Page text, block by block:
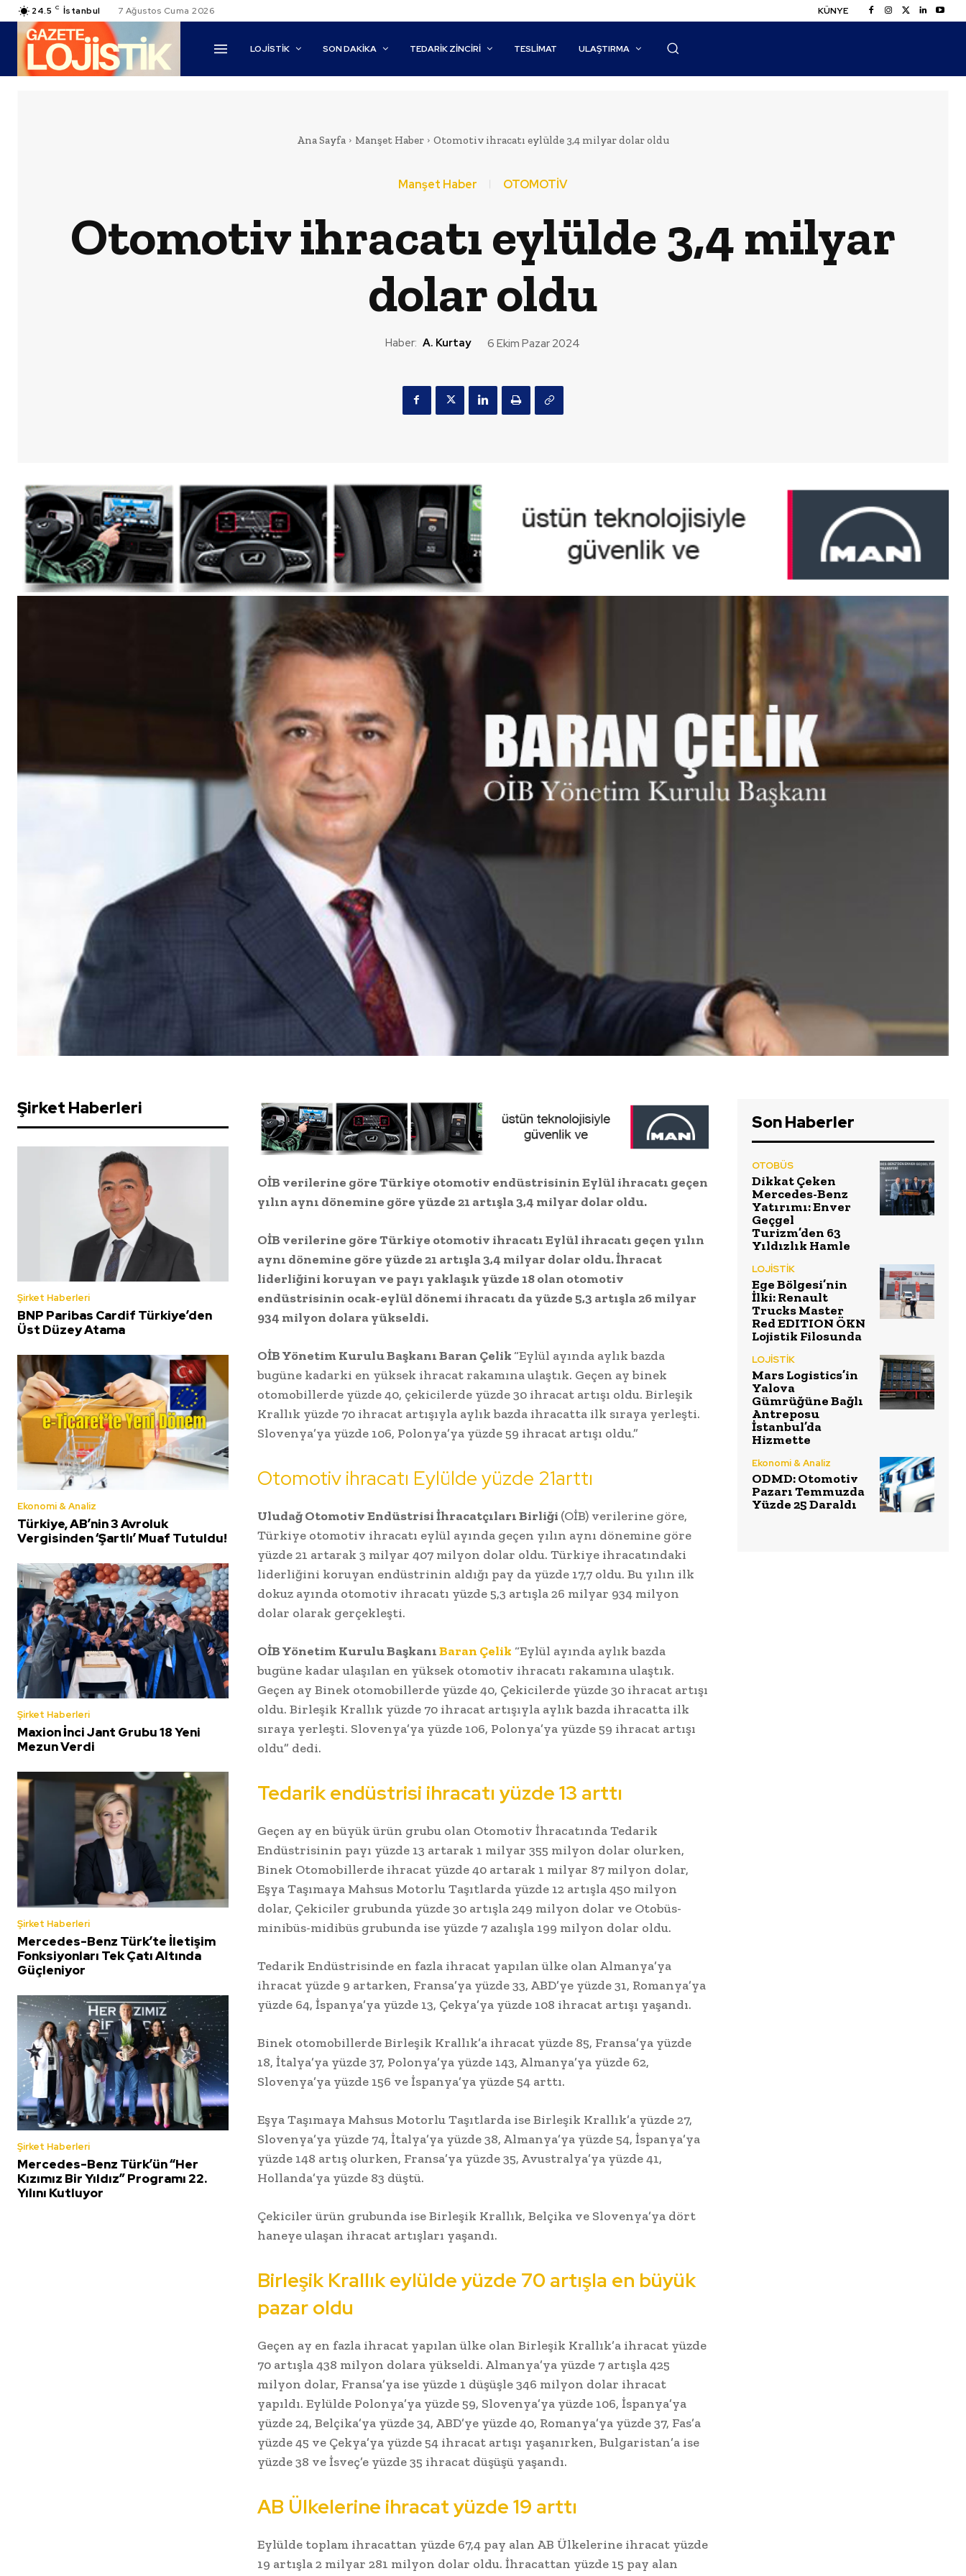
24.5 C İstanbul 7 Ağustos Cuma 2026 KÜNYE
LOJİSTİK SON DAKİKA TEDARIK ZINCIRI TESLIMAT ULAŞTIRMA
Ana Sayfa Manşet Haber Otomotiv ihracatı eylülde 3,4 milyar dolar oldu
Manşet Haber OTOMOTİV
Otomotiv ihracatı eylülde 3,4 milyar
dolar oldu
Haber: A. Kurtay 6 Ekim Pazar 2024
Şirket Haberleri
Şirket Haberleri
BNP Paribas Cardif Türkiye’den
Üst Düzey Atama
Ekonomi & Analiz
Türkiye, AB’nin 3 Avroluk
Vergisinden ‘Şartlı’ Muaf Tutuldu!
Şirket Haberleri
Maxion İnci Jant Grubu 18 Yeni
Mezun Verdi
Şirket Haberleri
Mercedes-Benz Türk’te İletişim
Fonksiyonları Tek Çatı Altında
Güçleniyor
Şirket Haberleri
Mercedes-Benz Türk’ün “Her
Kızımız Bir Yıldız” Programı 22.
Yılını Kutluyor
OİB verilerine göre Türkiye otomotiv endüstrisinin Eylül ihracatı geçen
yılın aynı dönemine göre yüzde 21 artışla 3,4 milyar dolar oldu.
OİB verilerine göre Türkiye otomotiv ihracatı Eylül ihracatı geçen yılın
aynı dönemine göre yüzde 21 artışla 3,4 milyar dolar oldu. İhracat
liderliğini koruyan ve payı yaklaşık yüzde 18 olan otomotiv
endüstrisinin ocak-eylül dönemi ihracatı da yüzde 5,3 artışla 26 milyar
934 milyon dolara yükseldi.
OİB Yönetim Kurulu Başkanı Baran Çelik “Eylül ayında aylık bazda
bugüne kadarki en yüksek ihracat rakamına ulaştık. Geçen ay binek
otomobillerde yüzde 40, çekicilerde yüzde 30 ihracat artışı oldu. Birleşik
Krallık yüzde 70 ihracat artışıyla aylık bazda ihracatta ilk sıraya yerleşti.
Slovenya’ya yüzde 106, Polonya’ya yüzde 59 ihracat artışı oldu.”
Otomotiv ihracatı Eylülde yüzde 21arttı
Uludağ Otomotiv Endüstrisi İhracatçıları Birliği (OİB) verilerine göre,
Türkiye otomotiv ihracatı eylül ayında geçen yılın aynı dönemine göre
yüzde 21 artarak 3 milyar 407 milyon dolar oldu. Türkiye ihracatındaki
liderliğini koruyan endüstrinin aldığı pay da yüzde 17,7 oldu. Bu yılın ilk
dokuz ayında otomotiv ihracatı yüzde 5,3 artışla 26 milyar 934 milyon
dolar olarak gerçekleşti.
OİB Yönetim Kurulu BaşkanıBaran Çelik “Eylül ayında aylık bazda
bugüne kadar ulaşılan en yüksek otomotiv ihracatı rakamına ulaştık.
Geçen ay Binek otomobillerde yüzde 40, Çekicilerde yüzde 30 ihracat artışı
oldu. Birleşik Krallık yüzde 70 ihracat artışıyla aylık bazda ihracatta ilk
sıraya yerleşti. Slovenya’ya yüzde 106, Polonya’ya yüzde 59 ihracat artışı
oldu” dedi.
Tedarik endüstrisi ihracatı yüzde 13 arttı
Geçen ay en büyük ürün grubu olan Otomotiv İhracatında Tedarik
Endüstrisinin payı yüzde 13 artarak 1 milyar 355 milyon dolar olurken,
Binek Otomobillerde ihracat yüzde 40 artarak 1 milyar 87 milyon dolar,
Eşya Taşımaya Mahsus Motorlu Taşıtlarda yüzde 12 artışla 450 milyon
dolar, Çekiciler grubunda yüzde 30 artışla 249 milyon dolar ve Otobüs-
minibüs-midibüs grubunda ise yüzde 7 azalışla 199 milyon dolar oldu.
Tedarik Endüstrisinde en fazla ihracat yapılan ülke olan Almanya’ya
ihracat yüzde 9 artarken, Fransa’ya yüzde 33, ABD’ye yüzde 31, Romanya’ya
yüzde 64, İspanya’ya yüzde 13, Çekya’ya yüzde 108 ihracat artışı yaşandı.
Binek otomobillerde Birleşik Krallık’a ihracat yüzde 85, Fransa’ya yüzde
18, İtalya’ya yüzde 37, Polonya’ya yüzde 143, Almanya’ya yüzde 62,
Slovenya’ya yüzde 156 ve İspanya’ya yüzde 54 arttı.
Eşya Taşımaya Mahsus Motorlu Taşıtlarda ise Birleşik Krallık’a yüzde 27,
Slovenya’ya yüzde 74, İtalya’ya yüzde 38, Almanya’ya yüzde 54, İspanya’ya
yüzde 148 artış olurken, Fransa’ya yüzde 35, Avustralya’ya yüzde 41,
Hollanda’ya yüzde 83 düştü.
Çekiciler ürün grubunda ise Birleşik Krallık, Belçika ve Slovenya’ya dört
haneye ulaşan ihracat artışları yaşandı.
Birleşik Krallık eylülde yüzde 70 artışla en büyük
pazar oldu
Geçen ay en fazla ihracat yapılan ülke olan Birleşik Krallık’a ihracat yüzde
70 artışla 438 milyon dolara yükseldi. Almanya’ya yüzde 7 artışla 425
milyon dolar, Fransa’ya ise yüzde 1 düşüşle 346 milyon dolar ihracat
yapıldı. Eylülde Polonya’ya yüzde 59, Slovenya’ya yüzde 106, İspanya’ya
yüzde 24, Belçika’ya yüzde 34, ABD’ye yüzde 40, Romanya’ya yüzde 37, Fas’a
yüzde 45 ve Çekya’ya yüzde 54 ihracat artışı yaşanırken, Bulgaristan’a ise
yüzde 38 ve İsveç’e yüzde 35 ihracat düşüşü yaşandı.
AB Ülkelerine ihracat yüzde 19 arttı
Eylülde toplam ihracattan yüzde 67,4 pay alan AB Ülkelerine ihracat yüzde
19 artışla 2 milyar 281 milyon dolar oldu. İhracattan yüzde 15 pay alan
Son Haberler
OTOBÜS
Dikkat Çeken
Mercedes-Benz
Yatırımı: Enver
Geçgel
Turizm’den 63
Yıldızlık Hamle
LOJİSTİK
Ege Bölgesi’nin
İlki: Renault
Trucks Master
Red EDITION ÖKN
Lojistik Filosunda
LOJİSTİK
Mars Logistics’in
Yalova
Gümrüğüne Bağlı
Antreposu
İstanbul’da
Hizmette
Ekonomi & Analiz
ODMD: Otomotiv
Pazarı Temmuzda
Yüzde 25 Daraldı